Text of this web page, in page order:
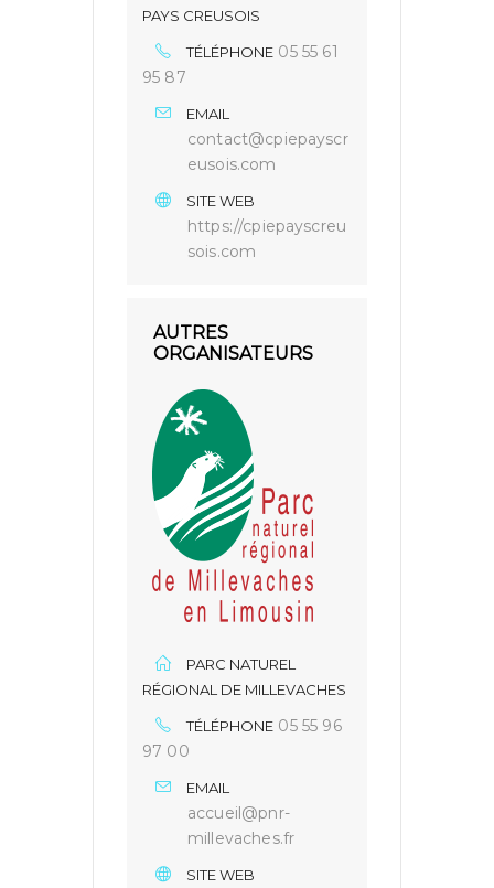
PAYS CREUSOIS
TÉLÉPHONE 05 55 61
95 87
EMAIL
contact@cpiepayscr
eusois.com
SITE WEB
https://cpiepayscreu
sois.com
AUTRES
ORGANISATEURS
PARC NATUREL
RÉGIONAL DE MILLEVACHES
TÉLÉPHONE 05 55 96
97 00
EMAIL
accueil@pnr-
millevaches.fr
SITE WEB